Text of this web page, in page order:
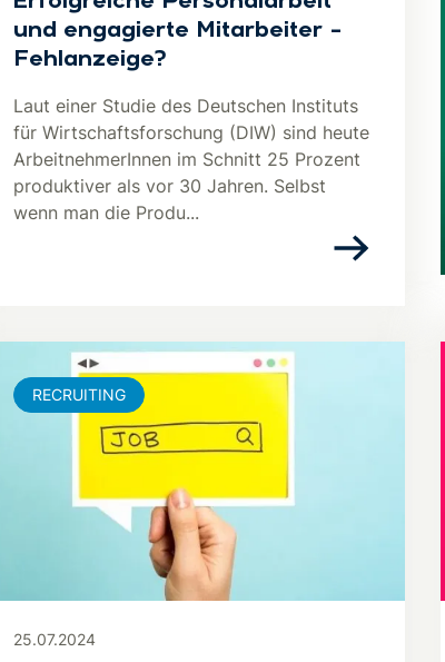
und engagierte Mitarbeiter –
Fehlanzeige?
Laut einer Studie des Deutschen Instituts
für Wirtschaftsforschung (DIW) sind heute
ArbeitnehmerInnen im Schnitt 25 Prozent
produktiver als vor 30 Jahren. Selbst
wenn man die Produ...
25.07.2024
RECRUITING